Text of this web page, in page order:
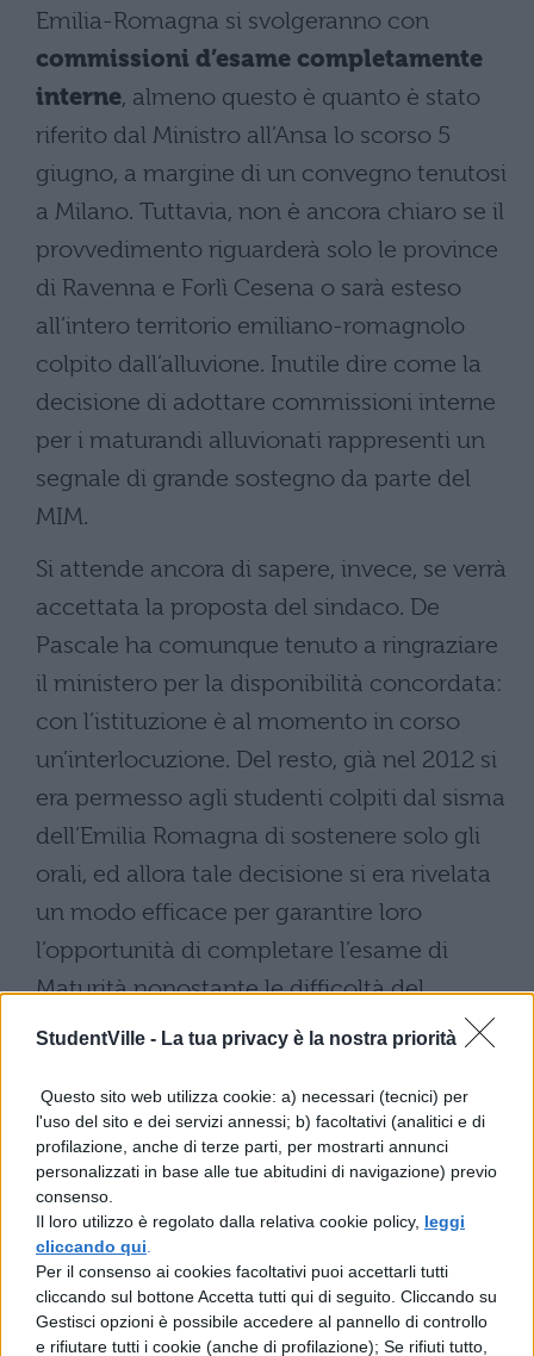
StudentVille - La tua privacy è la nostra priorità
Questo sito web utilizza cookie: a) necessari (tecnici) per
l'uso del sito e dei servizi annessi; b) facoltativi (analitici e di
profilazione, anche di terze parti, per mostrarti annunci
personalizzati in base alle tue abitudini di navigazione) previo
consenso.
Il loro utilizzo è regolato dalla relativa cookie policy, leggi
cliccando qui
Per il consenso ai cookies facoltativi puoi accettarli tutti
cliccando sul bottone Accetta tutti qui di seguito. Cliccando su
Gestisci opzioni è possibile accedere al pannello di controllo
e rifiutare tutti i cookie (anche di profilazione); Se rifiuti tutto,
Emilia-Romagna si svolgeranno con
commissioni d’esame completamente
interne, almeno questo è quanto è stato
riferito dal Ministro all’Ansa lo scorso 5
giugno, a margine di un convegno tenutosi
a Milano. Tuttavia, non è ancora chiaro se il
provvedimento riguarderà solo le province
di Ravenna e Forlì Cesena o sarà esteso
all’intero territorio emiliano-romagnolo
colpito dall’alluvione. Inutile dire come la
decisione di adottare commissioni interne
per i maturandi alluvionati rappresenti un
segnale di grande sostegno da parte del
MIM.
Si attende ancora di sapere, invece, se verrà
accettata la proposta del sindaco. De
Pascale ha comunque tenuto a ringraziare
il ministero per la disponibilità concordata:
con l’istituzione è al momento in corso
un’interlocuzione. Del resto, già nel 2012 si
era permesso agli studenti colpiti dal sisma
dell’Emilia Romagna di sostenere solo gli
orali, ed allora tale decisione si era rivelata
un modo efficace per garantire loro
l’opportunità di completare l’esame di
Maturità nonostante le difficoltà del
momento.
Maturità 2023 in Emilia-
Romagna
Nel frattempo, si attende di capire come si
svolgeranno effettivamente gli esami in
questa parte della penisola. Se una cosa è
certa, è che al 21 giugno, primo giorno
della Maturità, manca oramai poco. Ed i